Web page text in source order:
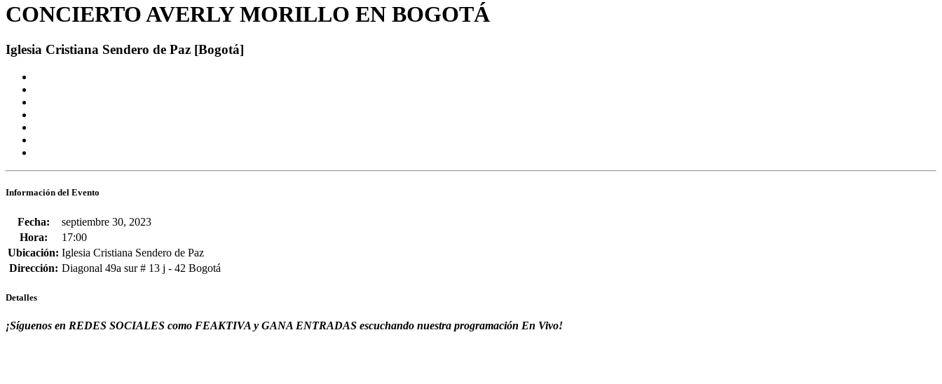
CONCIERTO AVERLY MORILLO EN BOGOTÁ
Iglesia Cristiana Sendero de Paz [Bogotá]
Información del Evento
Fecha:
septiembre 30, 2023
Hora:
17:00
Ubicación: Iglesia Cristiana Sendero de Paz
Dirección: Diagonal 49a sur # 13 j - 42 Bogotá
Detalles
¡Síguenos en REDES SOCIALES como FEAKTIVA y GANA ENTRADAS escuchando nuestra programación En Vivo!